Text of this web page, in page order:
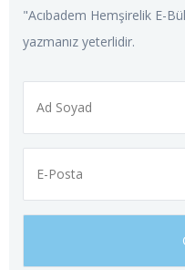
"Acıbadem Hemşirelik E-
yazmanız yeterlidir.